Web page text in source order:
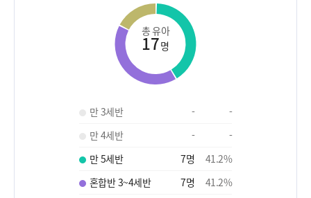
총 유아
17명
만 3세반 -
-
만 4세반
-
-
만 5세반
7명 41.2%
혼합반 3~4세반
7명 41.2%